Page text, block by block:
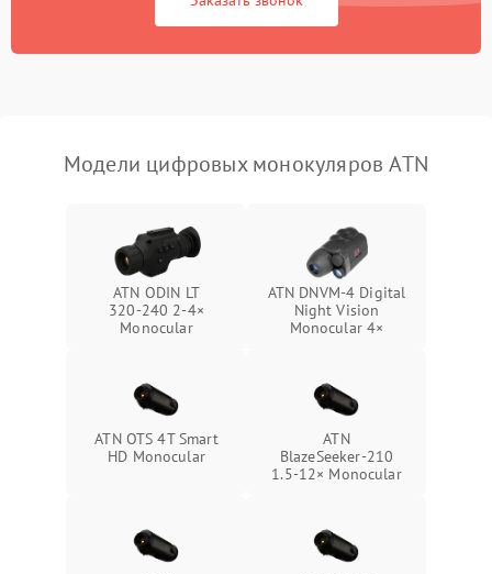
изображения
Проблемы с заземлением Подробнее →
Повреждение печатной
Подробнее →
Неисправность кнопок
Подробнее →
Модели цифровых монокуляров ATN
ATN ODIN LT
320‑240 2‑4×
Monocular
ATN DNVM-4 Digital
Night Vision
Monocular 4×
ATN OTS 4T Smart
HD Monocular
ATN
BlazeSeeker‑210
1.5‑12× Monocular